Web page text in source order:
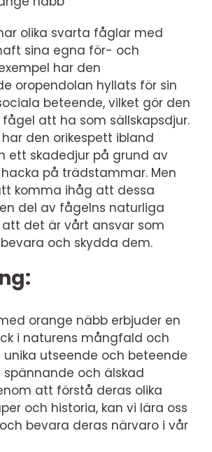
olika svarta fåglar med
sina egna för- och
har den
oropendolan hyllats för sin
beteende, vilket gör den
att ha som sällskapsdjur.
den orikespett ibland
ett skadedjur på grund av
på trädstammar. Men
komma ihåg att dessa
del av fågelns naturliga
det är vårt ansvar som
och skydda dem.
orange näbb erbjuder en
i naturens mångfald och
unika utseende och beteende
och älskad
att förstå deras olika
och historia, kan vi lära oss
bevara deras närvaro i vår